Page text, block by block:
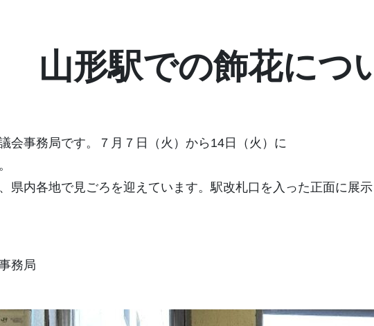
山形駅での飾花につ
会事務局です。７月７日（火）から14日（火）に
県内各地で見ごろを迎えています。駅改札口を入った正面に展
務局